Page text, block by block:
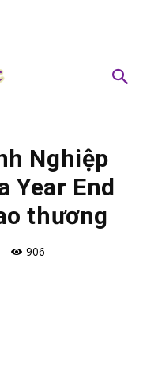
Nghiệp
Year End
thương
906